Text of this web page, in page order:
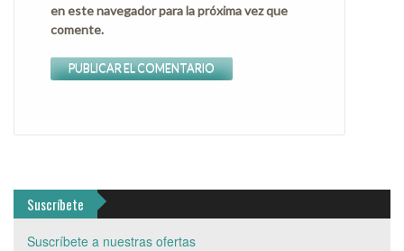
en este navegador para la próxima vez que
comente.
Suscríbete
Suscríbete a nuestras ofertas